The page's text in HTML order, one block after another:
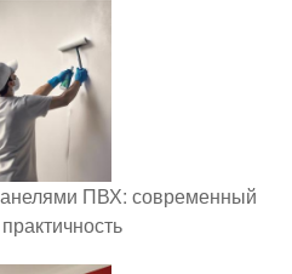
ПВХ: современный